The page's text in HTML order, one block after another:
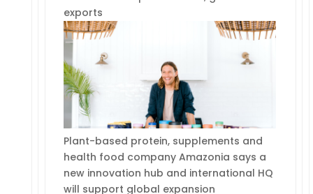
exports
Plant-based protein, supplements and
health food company Amazonia says a
new innovation hub and international HQ
will support global expansion